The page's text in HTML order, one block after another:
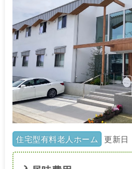
住宅型有料老人ホーム 更新日